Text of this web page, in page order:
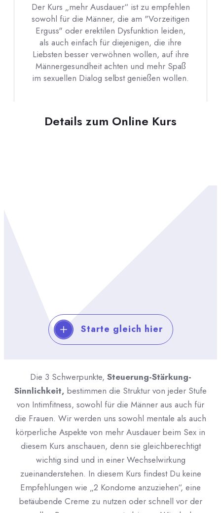
Details zum Online Kurs
Der Kurs „mehr Ausdauer“ ist zu empfehlen
sowohl für die Männer, die am "Vorzeitigen
Erguss" oder erektilen Dysfunktion leiden,
als auch einfach für diejenigen, die ihre
Liebsten besser verwöhnen wollen, auf ihre
Männergesundheit achten und mehr Spaß
im sexuellen Dialog selbst genießen wollen.
Starte gleich hier
Die 3 Schwerpunkte, Steuerung-Stärkung-
Sinnlichkeit, bestimmen die Struktur von jeder Stufe
von Intimfitness, sowohl für die Männer aus auch für
die Frauen. Wir werden uns sowohl mentale als auch
körperliche Aspekte von mehr Ausdauer beim Sex in
diesem Kurs anschauen, denn sie gleichberechtigt
wichtig sind und in einer Wechselwirkung
zueinanderstehen. In diesem Kurs findest Du keine
Empfehlungen wie „2 Kondome anzuziehen“, eine
betäubende Creme zu nutzen oder schnell vor der